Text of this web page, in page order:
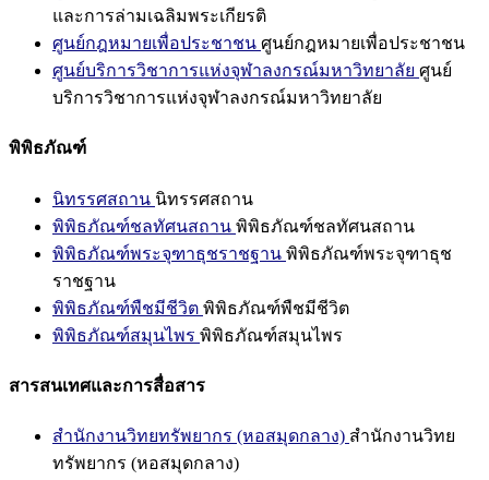
และการล่ามเฉลิมพระเกียรติ
ศูนย์กฎหมายเพื่อประชาชน ศูนย์กฎหมายเพื่อประชาชน
ศูนย์บริการวิชาการแห่งจุฬาลงกรณ์มหาวิทยาลัย ศูนย์
บริการวิชาการแห่งจุฬาลงกรณ์มหาวิทยาลัย
พิพิธภัณฑ์
นิทรรศสถาน นิทรรศสถาน
พิพิธภัณฑ์ชลทัศนสถาน พิพิธภัณฑ์ชลทัศนสถาน
พิพิธภัณฑ์พระจุฑาธุชราชฐาน พิพิธภัณฑ์พระจุฑาธุช
ราชฐาน
พิพิธภัณฑ์พืชมีชีวิต พิพิธภัณฑ์พืชมีชีวิต
พิพิธภัณฑ์สมุนไพร พิพิธภัณฑ์สมุนไพร
สารสนเทศและการสื่อสาร
สำนักงานวิทยทรัพยากร (หอสมุดกลาง) สำนักงานวิทย
ทรัพยากร (หอสมุดกลาง)